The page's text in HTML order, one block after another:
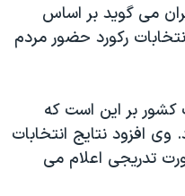
می گوید بر اساس
رکورد حضور مردم
بر این است که
افزود نتایج انتخابات
تدریجی اعلام می